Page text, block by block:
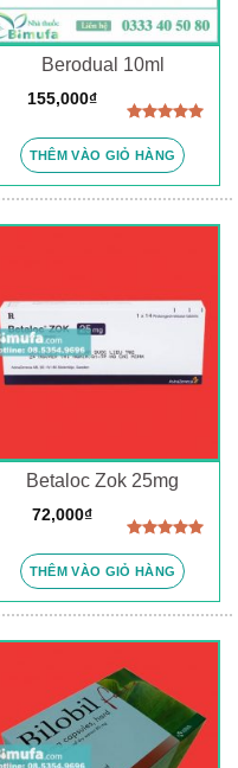
Berodual 10ml
hạng5.00
5 sao
155,000₫
THÊM VÀO GIỎ HÀNG
Betaloc Zok 25mg
hạng5.00
5 sao
72,000₫
THÊM VÀO GIỎ HÀNG